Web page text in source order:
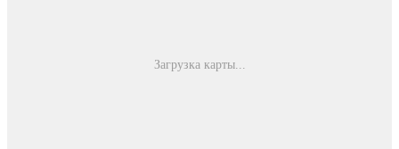
Загрузка карты...